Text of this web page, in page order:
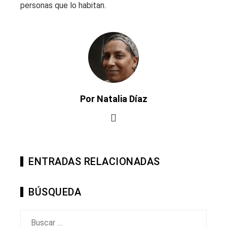
personas que lo habitan.
Por Natalia Díaz
ENTRADAS RELACIONADAS
BÚSQUEDA